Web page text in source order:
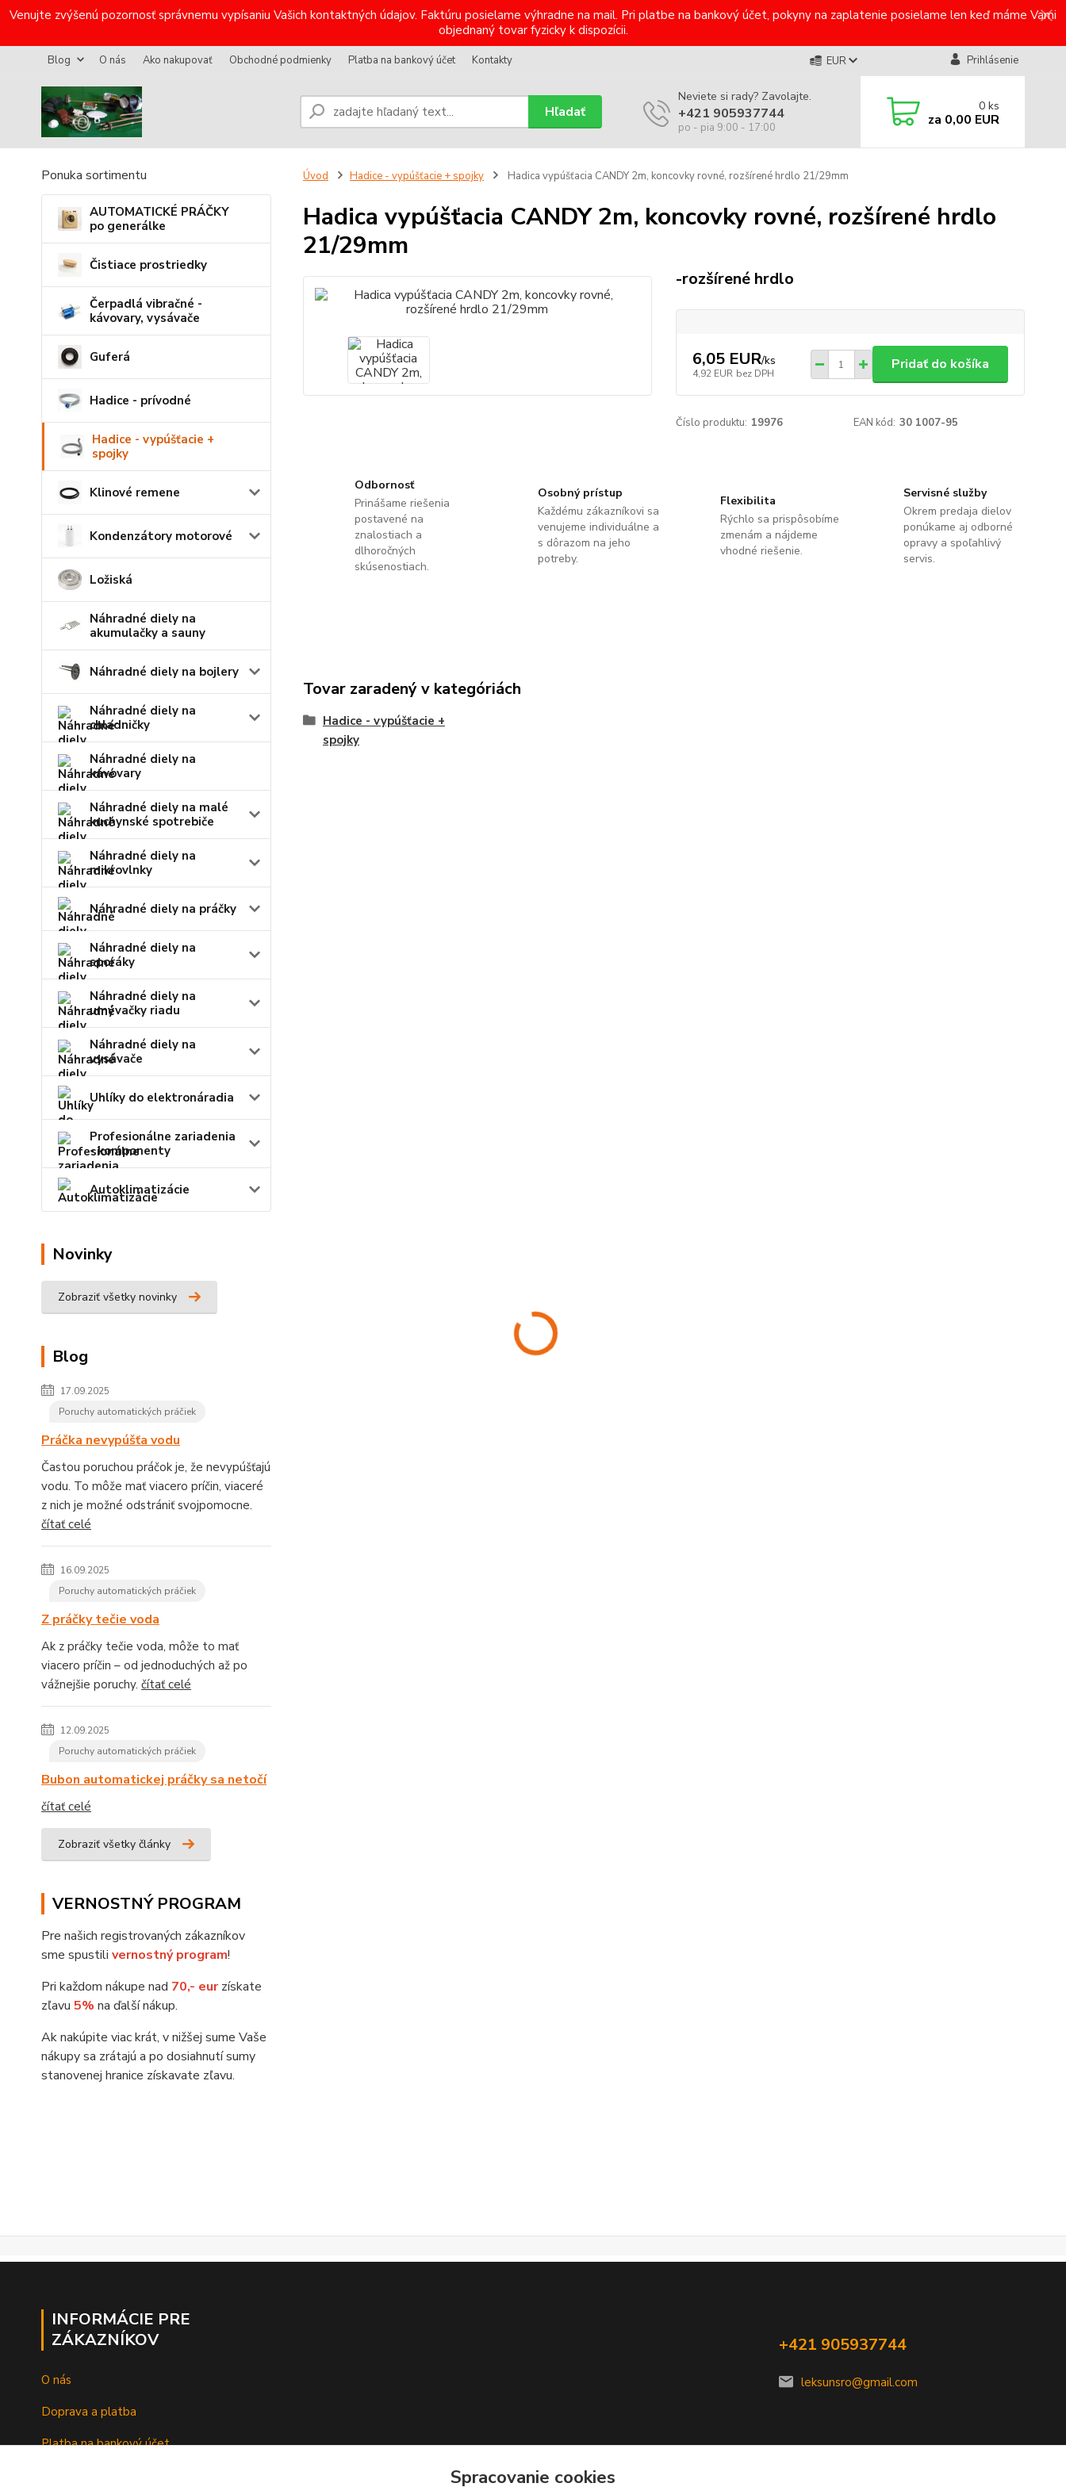
Venujte zvýšenú pozornosť správnemu vypísaniu Vašich kontaktných údajov. Faktúru posielame výhradne na mail. Pri platbe na bankový účet, pokyny na zaplatenie posielame len keď máme Vami
objednaný tovar fyzicky k dispozícii.
Blog O nás Ako nakupovať Obchodné podmienky Platba na bankový účet Kontakty EUR Prihlásenie
Hľadať
Neviete si rady? Zavolajte.
+421 905937744
po - pia 9:00 - 17:00
0 ks
za 0,00 EUR
Ponuka sortimentu
AUTOMATICKÉ PRÁČKY
po generálke
Čistiace prostriedky
Čerpadlá vibračné -
kávovary, vysávače
Guferá
Hadice - prívodné
Hadice - vypúšťacie +
spojky
Klinové remene
Kondenzátory motorové
Ložiská
Náhradné diely na
akumulačky a sauny
Náhradné diely na bojlery
Náhradné diely na
chladničky
Náhradné diely na
kávovary
Náhradné diely na malé
kuchynské spotrebiče
Náhradné diely na
mikrovlnky
Náhradné diely na práčky
Náhradné diely na
sporáky
Náhradné diely na
umývačky riadu
Náhradné diely na
vysávače
Uhlíky do elektronáradia
Profesionálne zariadenia
- komponenty
Autoklimatizácie
Novinky
Zobraziť všetky novinky
Blog
17.09.2025
Poruchy automatických práčiek
Práčka nevypúšťa vodu
Častou poruchou práčok je, že nevypúšťajú
vodu. To môže mať viacero príčin, viaceré
z nich je možné odstrániť svojpomocne.
čítať celé
16.09.2025
Poruchy automatických práčiek
Z práčky tečie voda
Ak z práčky tečie voda, môže to mať
viacero príčin – od jednoduchých až po
vážnejšie poruchy. čítať celé
12.09.2025
Poruchy automatických práčiek
Bubon automatickej práčky sa netočí
čítať celé
Zobraziť všetky články
VERNOSTNÝ PROGRAM
Pre našich registrovaných zákazníkov
sme spustili vernostný program!
Pri každom nákupe nad 70,- eurzískate
zľavu 5% na ďalší nákup.
Ak nakúpite viac krát, v nižšej sume Vaše
nákupy sa zrátajú a po dosiahnutí sumy
stanovenej hranice získavate zľavu.
Úvod Hadice - vypúšťacie + spojky Hadica vypúšťacia CANDY 2m, koncovky rovné, rozšírené hrdlo 21/29mm
Hadica vypúšťacia CANDY 2m, koncovky rovné, rozšírené hrdlo
21/29mm
-rozšírené hrdlo
6,05 EUR/ks
4,92 EUR bez DPH
Pridať do košíka
Číslo produktu: 19976 EAN kód: 30 1007-95
Odbornosť
Prinášame riešenia
postavené na
znalostiach a
dlhoročných
skúsenostiach.
Osobný prístup
Každému zákazníkovi sa
venujeme individuálne a
s dôrazom na jeho
potreby.
Flexibilita
Rýchlo sa prispôsobíme
zmenám a nájdeme
vhodné riešenie.
Servisné služby
Okrem predaja dielov
ponúkame aj odborné
opravy a spoľahlivý
servis.
Tovar zaradený v kategóriách
Hadice - vypúšťacie +
spojky
INFORMÁCIE PRE
ZÁKAZNÍKOV
O nás
Doprava a platba
Platba na bankový účet
+421 905937744
leksunsro@gmail.com
Spracovanie cookies